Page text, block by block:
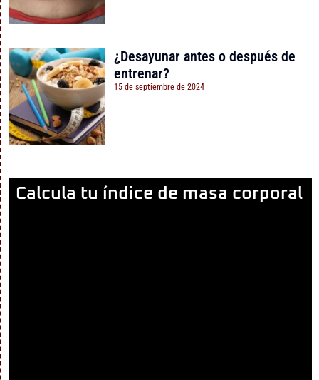
¿Desayunar antes o después de
entrenar?
15 de septiembre de 2024
Calcula tu índice de masa corporal